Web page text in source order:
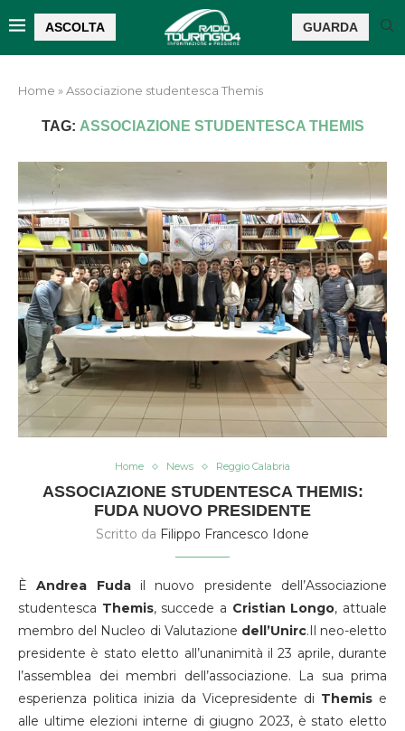
ASCOLTA GUARDA
Home »Associazione studentesca Themis
TAG: ASSOCIAZIONE STUDENTESCA THEMIS
Home News Reggio Calabria
ASSOCIAZIONE STUDENTESCA THEMIS:
FUDA NUOVO PRESIDENTE
Scritto da Filippo Francesco Idone
ÈAndrea Fudail nuovo presidente dell’Associazione
studentesca Themis, succede a Cristian Longo, attuale
membro del Nucleo di Valutazione dell’Unirc.Il neo-eletto
presidente è stato eletto all’unanimità il 23 aprile, durante
l’assemblea dei membri dell’associazione. La sua prima
esperienza politica inizia da Vicepresidente di Themis e
alle ultime elezioni interne di giugno 2023, è stato eletto